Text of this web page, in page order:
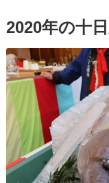
2020年の十